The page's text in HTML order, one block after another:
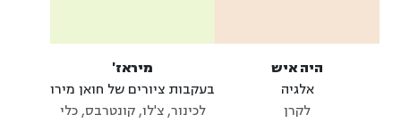
היה איש
אלגיה
לקרן
מיראז'
בעקבות ציורים של חואן מירו
לכינור, צ'לו, קונטרבס, כלי